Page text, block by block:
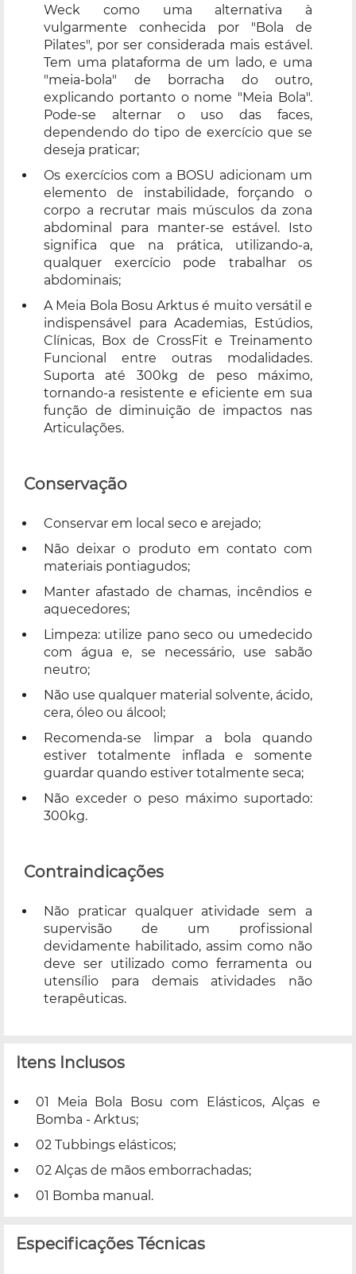
Weck como uma alternativa à
vulgarmente conhecida por "Bola de
Pilates", por ser considerada mais estável.
Tem uma plataforma de um lado, e uma
"meia-bola" de borracha do outro,
explicando portanto o nome "Meia Bola".
Pode-se alternar o uso das faces,
dependendo do tipo de exercício que se
deseja praticar;
Os exercícios com a BOSU adicionam um
elemento de instabilidade, forçando o
corpo a recrutar mais músculos da zona
abdominal para manter-se estável. Isto
significa que na prática, utilizando-a,
qualquer exercício pode trabalhar os
abdominais;
A Meia Bola Bosu Arktus é muito versátil e
indispensável para Academias, Estúdios,
Clínicas, Box de CrossFit e Treinamento
Funcional entre outras modalidades.
Suporta até 300kg de peso máximo,
tornando-a resistente e eficiente em sua
função de diminuição de impactos nas
Articulações.
Conservação
Conservar em local seco e arejado;
Não deixar o produto em contato com
materiais pontiagudos;
Manter afastado de chamas, incêndios e
aquecedores;
Limpeza: utilize pano seco ou umedecido
com água e, se necessário, use sabão
neutro;
Não use qualquer material solvente, ácido,
cera, óleo ou álcool;
Recomenda-se limpar a bola quando
estiver totalmente inflada e somente
guardar quando estiver totalmente seca;
Não exceder o peso máximo suportado:
300kg.
Contraindicações
Não praticar qualquer atividade sem a
supervisão de um profissional
devidamente habilitado, assim como não
deve ser utilizado como ferramenta ou
utensílio para demais atividades não
terapêuticas.
Itens Inclusos
01 Meia Bola Bosu com Elásticos, Alças e
Bomba - Arktus;
02 Tubbings elásticos;
02 Alças de mãos emborrachadas;
01 Bomba manual.
Especificações Técnicas